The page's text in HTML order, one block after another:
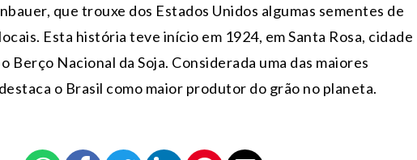
que trouxe dos Estados Unidos algumas sementes de
Esta história teve início em 1924, em Santa Rosa, cidade
Berço Nacional da Soja. Considerada uma das maiores
o Brasil como maior produtor do grão no planeta.